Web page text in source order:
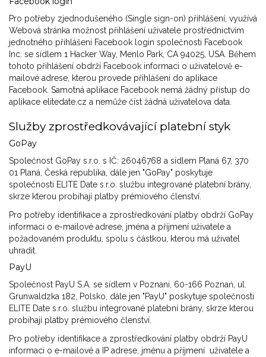
Pro potřeby zjednodušeného (Single sign-on) přihlášení, využívá
Webová stránka možnost přihlášení uživatele prostřednictvím
jednotného přihlášení Facebook login společnosti Facebook
Inc. se sídlem 1 Hacker Way, Menlo Park, CA 94025, USA. Během
tohoto přihlášení obdrží Facebook informaci o uživatelově e-
mailové adrese, kterou provede přihlášení do aplikace
Facebook. Samotná aplikace Facebook nemá žádný přístup do
aplikace elitedate.cz a nemůže číst žádná uživatelova data.
Služby zprostředkovávající platební styk
GoPay
Společnost GoPay s.r.o. s IČ: 26046768 a sídlem Planá 67, 370
01 Planá, Česká republika, dále jen "GoPay" poskytuje
společnosti ELITE Date s.r.o. službu integrované platební brány,
skrze kterou probíhají platby prémiového členství.
Pro potřeby identifikace a zprostředkování platby obdrží GoPay
informaci o e-mailové adrese, jména a příjmení uživatele a
požadovaném produktu, spolu s částkou, kterou má uživatel
uhradit.
PayU
Společnost PayU S.A. se sídlem v Poznani, 60-166 Poznań, ul.
Grunwaldzka 182, Polsko, dále jen "PayU" poskytuje společnosti
ELITE Date s.r.o. službu integrované platební brány, skrze kterou
probíhají platby prémiového členství.
Pro potřeby identifikace a zprostředkování platby obdrží PayU
informaci o e-mailové a IP adrese, jménu a příjmení uživatele a